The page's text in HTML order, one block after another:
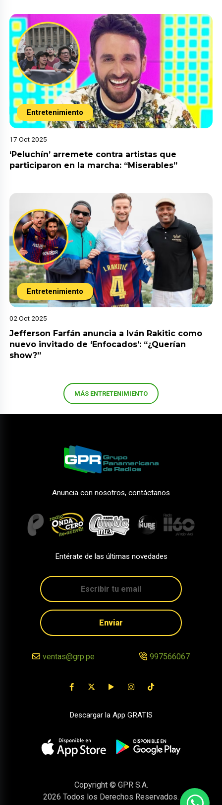
Entretenimiento
17 Oct 2025
‘Peluchín’ arremete contra artistas que
participaron en la marcha: “Miserables”
Entretenimiento
02 Oct 2025
Jefferson Farfán anuncia a Iván Rakitic como
nuevo invitado de ‘Enfocados’: “¿Querían
show?”
MÁS ENTRETENIMIENTO
Anuncia con nosotros, contáctanos
Entérate de las últimas novedades
Enviar
ventas@grp.pe 997566067
Descargar la App GRATIS
Copyright © GPR S.A.
2026 Todos los Derechos Reservados.